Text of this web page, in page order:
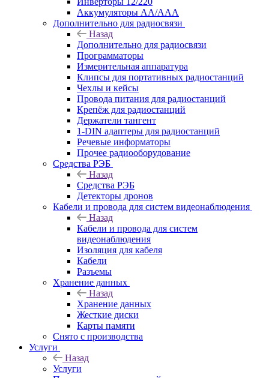
Аккумуляторы АА/ААА
Дополнительно для радиосвязи
Назад
Дополнительно для радиосвязи
Программаторы
Измерительная аппаратура
Клипсы для портативных радиостанций
Чехлы и кейсы
Провода питания для радиостанций
Крепёж для радиостанций
Держатели тангент
1-DIN адаптеры для радиостанций
Речевые информаторы
Прочее радиооборудование
Средства РЭБ
Назад
Средства РЭБ
Детекторы дронов
Кабели и провода для систем видеонаблюдения
Назад
Кабели и провода для систем
видеонаблюдения
Изоляция для кабеля
Кабели
Разъемы
Хранение данных
Назад
Хранение данных
Жесткие диски
Карты памяти
Снято с производства
Услуги
Назад
Услуги